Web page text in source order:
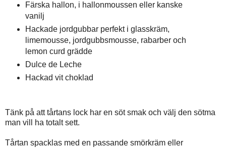
Färska hallon, i hallonmoussen eller kanske
vanilj
Hackade jordgubbar perfekt i glasskräm,
limemousse, jordgubbsmousse, rabarber och
lemon curd grädde
Dulce de Leche
Hackad vit choklad
Tänk på att tårtans lock har en söt smak och välj den sötma
man vill ha totalt sett.
Tårtan spacklas med en passande smörkräm eller